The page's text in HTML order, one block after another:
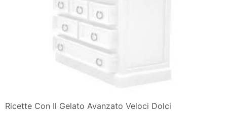
Ricette Con Il Gelato Avanzato Veloci Dolci